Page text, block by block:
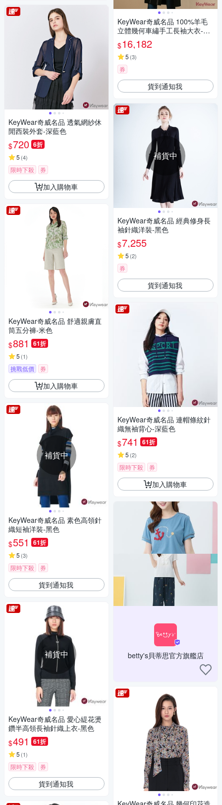
KeyWear奇威名品 透氣網紗休
閒西裝外套-深藍色
$720 6折
5 (4)
限時下殺 券
加入購物車
KeyWear奇威名品 舒適親膚直
筒五分褲-米色
$881 61折
5 (1)
挑戰低價 券
加入購物車
補貨中
KeyWear奇威名品 素色高領針
織短袖洋裝-黑色
$551 61折
5 (3)
限時下殺 券
貨到通知我
補貨中
KeyWear奇威名品 愛心緹花燙
鑽半高領長袖針織上衣-黑色
$491 61折
5 (1)
限時下殺 券
貨到通知我
KeyWear奇威名品 100%羊毛
立體幾何車繡手工長袖大衣-黑
色
$16,182
5 (3)
券
貨到通知我
補貨中
KeyWear奇威名品 經典修身長
袖針織洋裝-黑色
$7,255
5 (2)
券
貨到通知我
KeyWear奇威名品 連帽條紋針
織無袖背心-深藍色
$741 61折
5 (2)
限時下殺 券
加入購物車
betty's貝蒂思官方旗艦店